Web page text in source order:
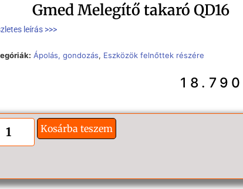
Gmed Melegítő takaró QD16
leírás >>>
Ápolás, gondozás, Eszközök felnőttek részére
18.790
Kosárba teszem